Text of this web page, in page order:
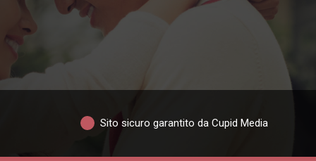
Sito sicuro garantito da Cupid Media